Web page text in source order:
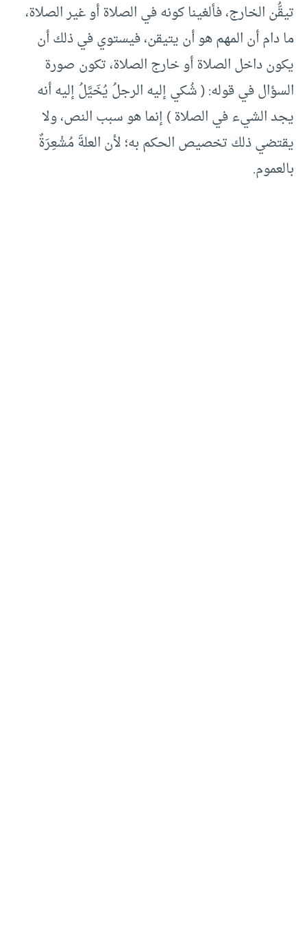
تيقُّن الخارج، فألغينا كونه في الصلاة أو غير الصلاة،
ما دام أن المهم هو أن يتيقن، فيستوي في ذلك أن
يكون داخل الصلاة أو خارج الصلاة، تكون صورة
السؤال في قوله: ( شُكي إليه الرجلُ يُخَيَّلُ إليه أنه
يجد الشيء في الصلاة ) إنما هو سبب النص، ولا
يقتضي ذلك تخصيص الحكم به؛ لأن العلةَ مُشْعِرَةٌ
بالعموم.